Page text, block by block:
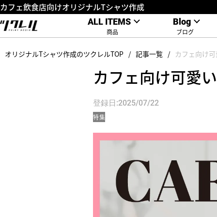
カフェ飲食店向けオリジナルTシャツ作成
ALL ITEMS
商品
Blog
ブログ
オリジナルTシャツ作成のツクレルTOP 記事一覧 カフェ向け
カフェ向け可愛
登録日:2025/07/22
特集